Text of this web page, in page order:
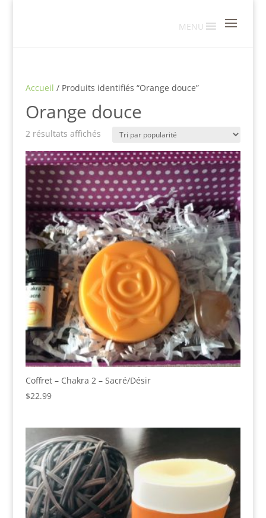
MENU
Accueil / Produits identifiés “Orange douce”
Orange douce
2 résultats affichésTrié
popularité
Coffret – Chakra 2 – Sacré/Désir
$22.99